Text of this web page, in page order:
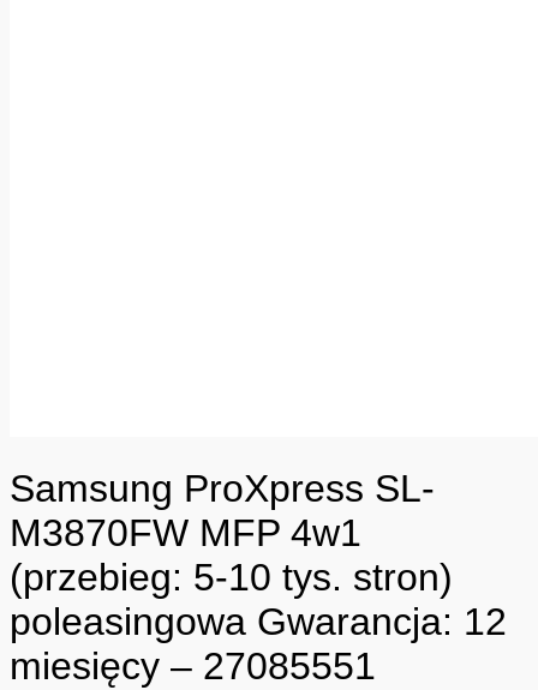
Samsung ProXpress SL-
M3870FW MFP 4w1
(przebieg: 5-10 tys. stron)
poleasingowa Gwarancja: 12
miesięcy – 27085551